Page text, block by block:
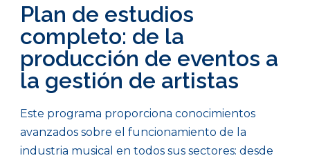
Plan de estudios
completo: de la
producción de eventos a
la gestión de artistas
Este programa proporciona conocimientos
avanzados sobre el funcionamiento de la
industria musical en todos sus sectores: desde